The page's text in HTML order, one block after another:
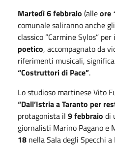
Martedì 6 febbraio (alleore
comunale saliranno anche
classico “Carmine Sylos” per
poetico, accompagnato da
riferimenti musicali,
“Costruttori di Pace”.
Lo studioso martinese Vito
“Dall’Istria a Taranto per
protagonista il 9 febbraio di
giornalisti Marino Pagano e
18 nella Sala degli Specchi